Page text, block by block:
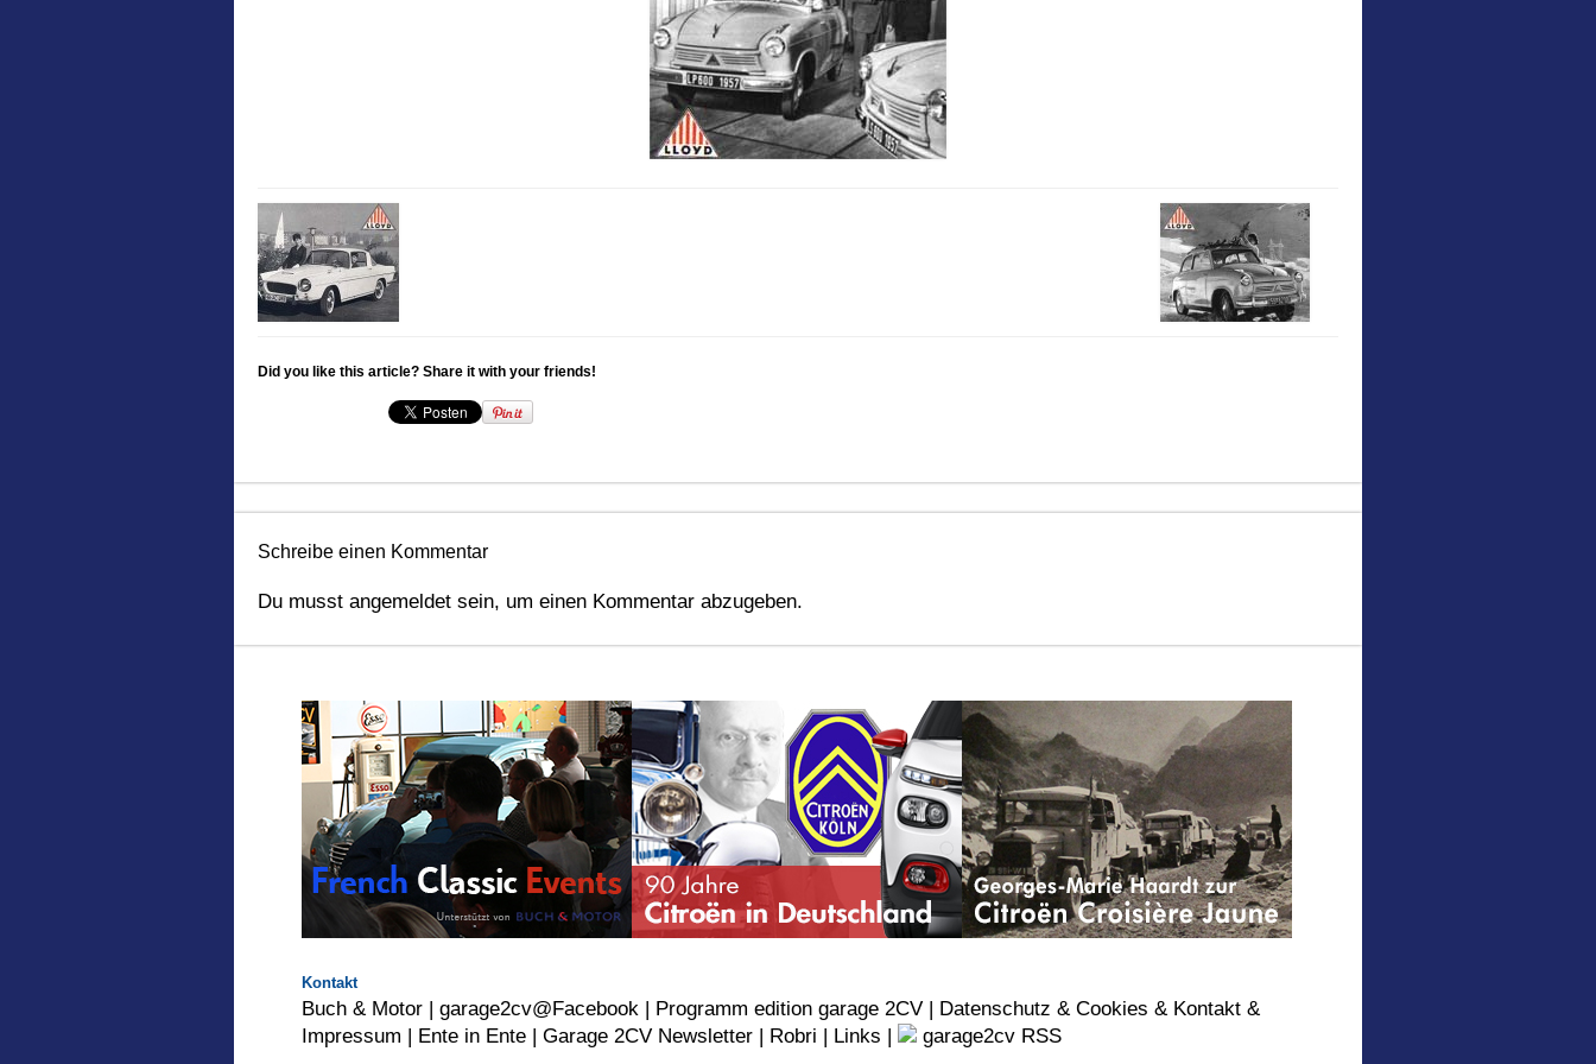
Did you like this article? Share it with your friends!
Schreibe einen Kommentar
Du musst angemeldet sein, um einen Kommentar abzugeben.
Kontakt
Buch & Motor | garage2cv@Facebook | Programm edition garage 2CV | Datenschutz & Cookies & Kontakt &
Impressum | Ente in Ente | Garage 2CV Newsletter | Robri | Links | garage2cv RSS